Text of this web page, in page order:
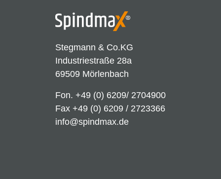
Stegmann & Co.KG
Industriestraße 28a
69509 Mörlenbach
Fon. +49 (0) 6209/ 2704900
Fax +49 (0) 6209 / 2723366
info@spindmax.de